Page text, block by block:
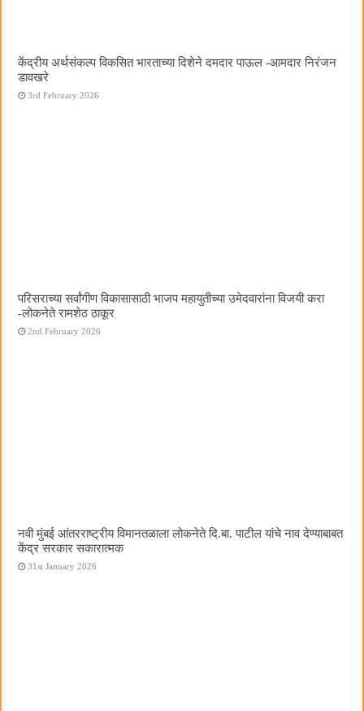
केंद्रीय अर्थसंकल्प विकसित भारताच्या दिशेने दमदार पाऊल -आमदार निरंजन
डावखरे
3rd February 2026
परिसराच्या सर्वांगीण विकासासाठी भाजप महायुतीच्या उमेदवारांना विजयी करा
-लोकनेते रामशेठ ठाकूर
2nd February 2026
नवी मुंबई आंतरराष्ट्रीय विमानतळाला लोकनेते दि.बा. पाटील यांचे नाव देण्याबाबत
केंद्र सरकार सकारात्मक
31st January 2026